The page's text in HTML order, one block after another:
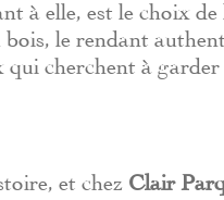
à elle, est le choix
bois, le rendant
cherchent à garder
et chez Clair